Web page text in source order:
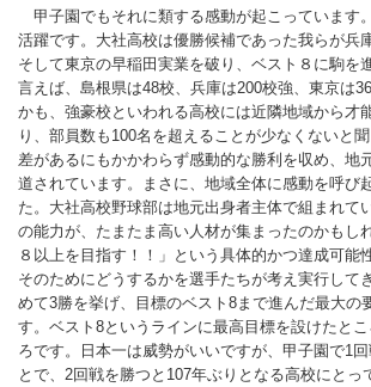
甲子園でもそれに類する感動が起こっています
活躍です。大社高校は優勝候補であった我らが兵
そして東京の早稲田実業を破り、ベスト８に駒を
言えば、島根県は48校、兵庫は200校強、東京は
かも、強豪校といわれる高校には近隣地域から才
り、部員数も100名を超えることが少なくないと
差があるにもかかわらず感動的な勝利を収め、地
道されています。まさに、地域全体に感動を呼び
た。大社高校野球部は地元出身者主体で組まれて
の能力が、たまたま高い人材が集まったのかもし
８以上を目指す！！」という具体的かつ達成可能
そのためにどうするかを選手たちが考え実行して
めて3勝を挙げ、目標のベスト8まで進んだ最大の
す。ベスト8というラインに最高目標を設けたと
ろです。日本一は威勢がいいですが、甲子園で1
とで、2回戦を勝つと107年ぶりとなる高校にとっ